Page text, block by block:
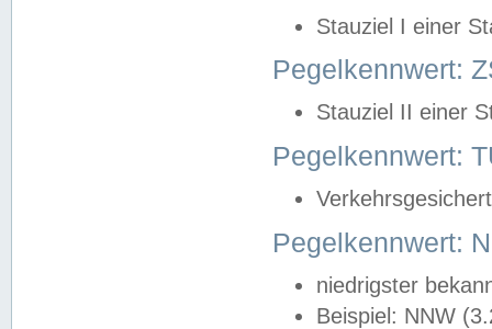
Stauziel I einer
Pegelkennwert:
Stauziel II einer
Pegelkennwert:
Pegelkennwert:
niedrigster
Beispiel: NNW